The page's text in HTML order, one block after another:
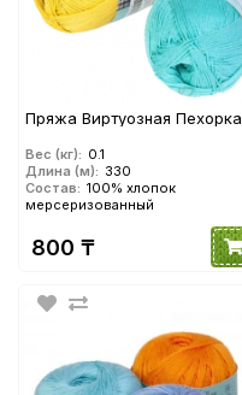
Пряжа Виртуозная Пехорка
Вес (кг): 0.1
Длина (м): 330
Состав: 100% хлопок
мерсеризованный
800 ₸